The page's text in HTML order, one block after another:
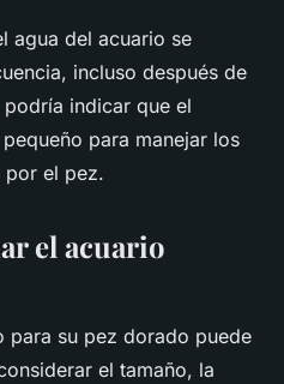
agua del acuario se
incluso después de
indicar que el
para manejar los
por el pez.
el acuario
para su pez dorado puede
el tamaño, la